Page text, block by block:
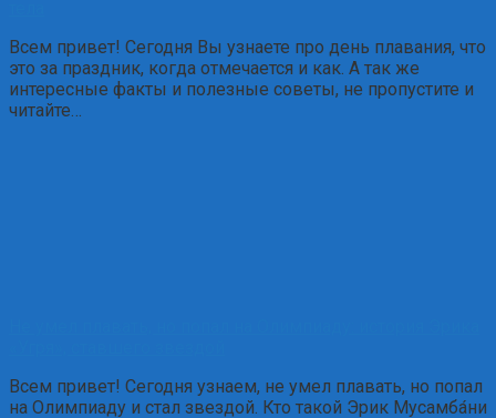
Всем привет! Сегодня Вы узнаете про день плавания, что
это за праздник, когда отмечается и как. А так же
интересные факты и полезные советы, не пропустите и
читайте…
Всем привет! Сегодня узнаем, не умел плавать, но попал
на Олимпиаду и стал звездой. Кто такой Эрик Мусамба́ни